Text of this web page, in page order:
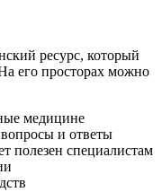
ресурс, который
его просторах можно
медицине
и ответы
полезен специалистам